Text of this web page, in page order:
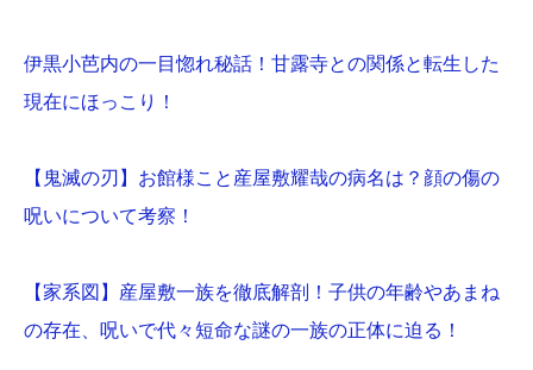
伊黒小芭内の一目惚れ秘話！甘露寺との関係と転生した
現在にほっこり！
【鬼滅の刃】お館様こと産屋敷耀哉の病名は？顔の傷の
呪いについて考察！
【家系図】産屋敷一族を徹底解剖！子供の年齢やあまね
の存在、呪いで代々短命な謎の一族の正体に迫る！